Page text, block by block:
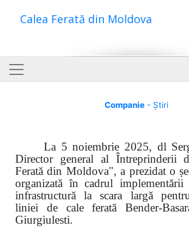
Calea Ferată din Moldova
Companie- Știri
La 5 noiembrie 2025, dl
Director general al Întreprinderii
Ferată din Moldova", a prezidat o
organizată în cadrul
infrastructură la scara largă
liniei de cale ferată Bender-
Giurgiulesti.